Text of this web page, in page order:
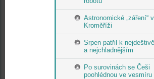
Astronomické „záření“ v
Kroměříži
Srpen patřil k
a nejchladnějším
Po surovinách se Češi
poohlédnou ve vesmíru